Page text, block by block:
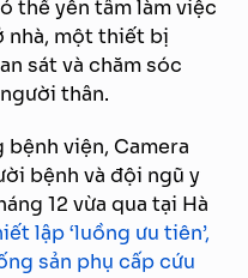
thể yên tâm làm việc
nhà, một thiết bị
sát và chăm sóc
thân.
viện, Camera
bệnh và đội ngũ y
12 vừa qua tại Hà
lập ‘luồng ưu tiên’,
sản phụ cấp cứu